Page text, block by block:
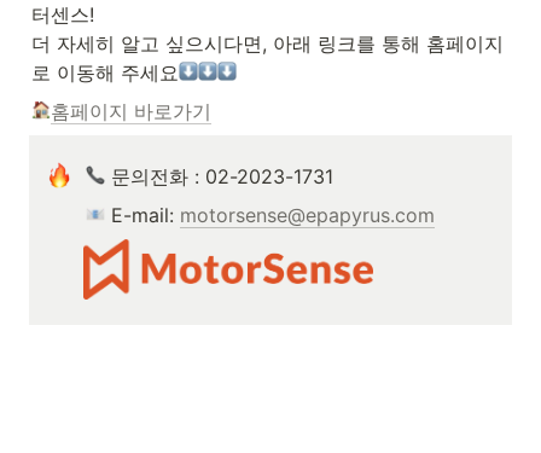
터센스!
더 자세히 알고 싶으시다면, 아래 링크를 통해 홈페이지
로 이동해 주세요
홈페이지 바로가기
문의전화 : 02-2023-1731
E-mail: motorsense@epapyrus.com